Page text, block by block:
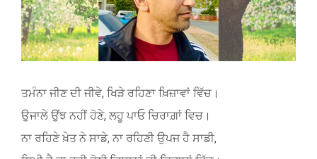
ਤਮੰਨਾ ਜੀਣ ਦੀ ਜੀਵੇ, ਖਿੜੇ ਰਹਿਣਾ ਖ਼ਿਜ਼ਾਵਾਂ ਵਿੱਚ।
ਉਜਾਲੇ ਉਂਝ ਨਹੀਂ ਹੋਣੇ, ਲਹੂ ਪਾਓ ਚਿਰਾਗ਼ਾਂ ਵਿਚ।
ਨਾ ਰਹਿਣੇ ਖ਼ੇਤ ਨੇ ਸਾਡੇ, ਨਾ ਰਹਿਣੀ ਉਪਜ ਹੈ ਸਾਡੀ,